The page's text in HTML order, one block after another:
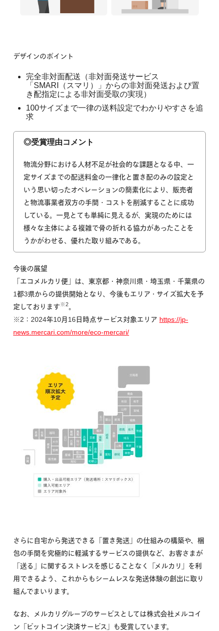
デザインのポイント
完全非対面配送（非対面発送サービス
「SMARI（スマリ）」からの非対面発送および置
き配指定による非対面受取の実現）
100サイズまで一律の送料設定でわかりやすさを追
求
◎受賞理由コメント
物流分野における人材不足が社会的な課題となる中、一
定サイズまでの配送料金の一律化と置き配のみの設定と
いう思い切ったオペレーションの簡素化により、販売者
と物流事業者双方の手間・コストを削減することに成功
している。一見とても単純に見えるが、実現のためには
様々な主体による複雑で骨の折れる協力があったことを
うかがわせる、優れた取り組みである。
今後の展望
「エコメルカリ便」は、東京都・神奈川県・埼玉県・千葉県の
1都3県からの提供開始となり、今後もエリア・サイズ拡大を予
定しております※2。
※2：2024年10月16日時点サービス対象エリア https://jp-
news.mercari.com/more/eco-mercari/
さらに自宅から発送できる「置き発送」の仕組みの構築や、梱
包の手間を究極的に軽減するサービスの提供など、お客さまが
「送る」に関するストレスを感じることなく「メルカリ」を利
用できるよう、これからもシームレスな発送体験の創出に取り
組んでまいります。
なお、メルカリグループのサービスとしては株式会社メルコイ
ン「ビットコイン決済サービス」も受賞しています。